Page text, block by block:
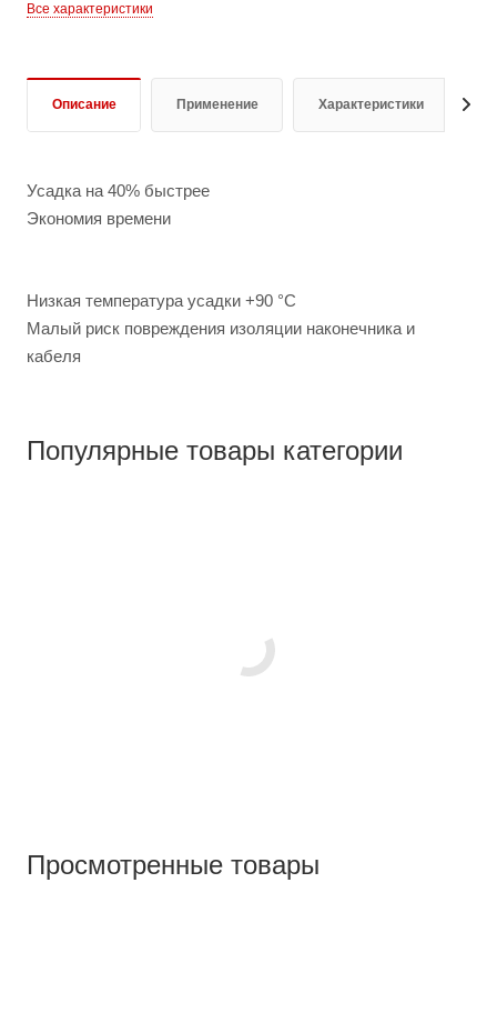
Все характеристики
Описание Применение Характеристики
Усадка на 40% быстрее
Экономия времени
Низкая температура усадки +90 °C
Малый риск повреждения изоляции наконечника и
кабеля
Популярные товары категории
Просмотренные товары